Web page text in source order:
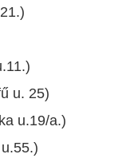
u. 25)
u.19/a.)